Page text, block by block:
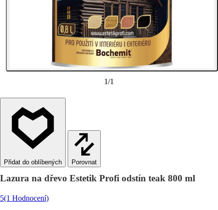
1/1
Porovnat
Lazura na dřevo Estetik Profi odstín teak 800 ml
5(1 Hodnocení)